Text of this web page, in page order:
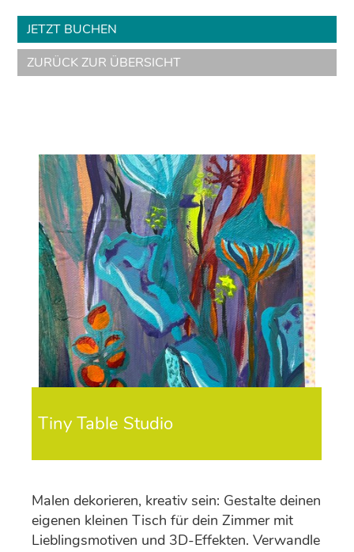
JETZT BUCHEN
ZURÜCK ZUR ÜBERSICHT
Tiny Table Studio
Malen dekorieren, kreativ sein: Gestalte deinen
eigenen kleinen Tisch für dein Zimmer mit
Lieblingsmotiven und 3D-Effekten. Verwandle